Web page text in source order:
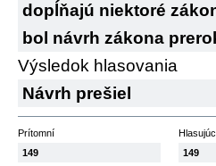
dopĺňajú niektoré
bol návrh zákona
Výsledok hlasovania
Návrh prešiel
Prítomní
149
149